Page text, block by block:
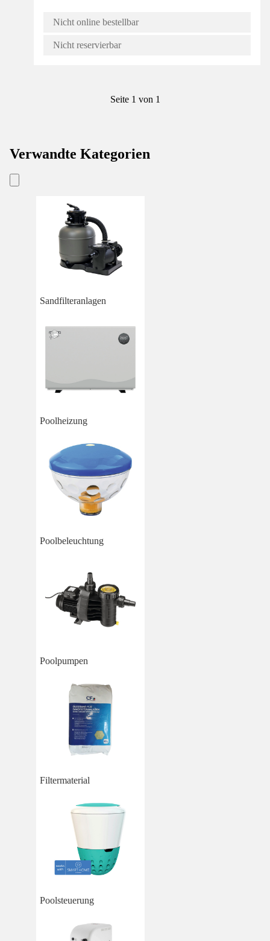
Nicht online bestellbar
Nicht reservierbar
Seite 1 von 1
Verwandte Kategorien
Sandfilteranlagen
Poolheizung
Poolbeleuchtung
Poolpumpen
Filtermaterial
Poolsteuerung